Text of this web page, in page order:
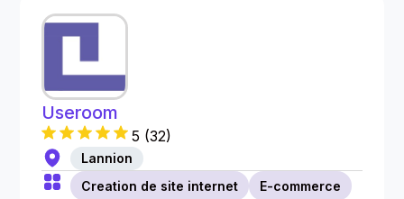
Useroom
5 (32)
Lannion
Creation de site internet
E-commerce